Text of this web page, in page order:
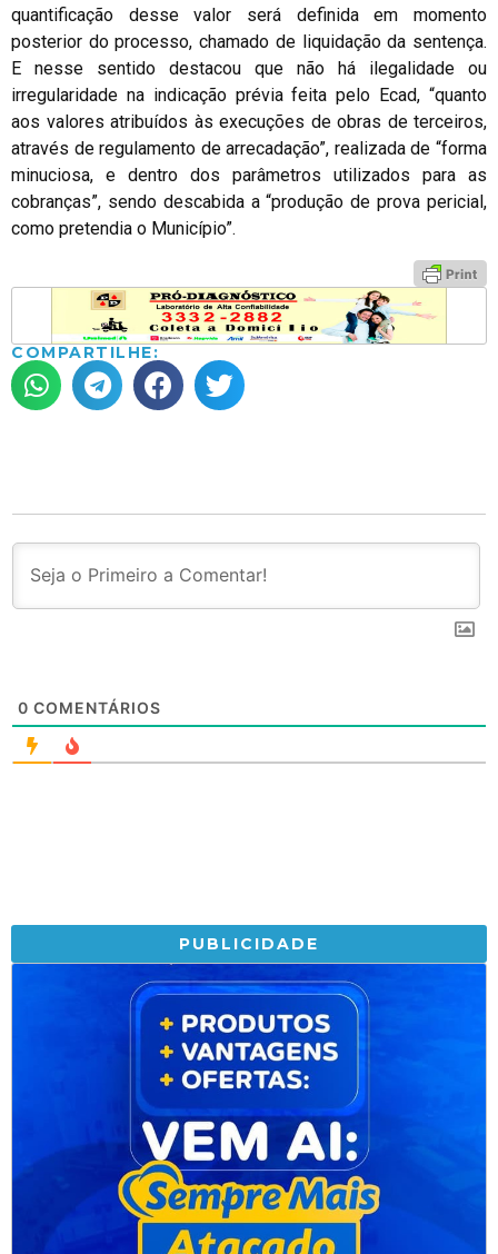
quantificação desse valor será definida em momento
posterior do processo, chamado de liquidação da sentença.
E nesse sentido destacou que não há ilegalidade ou
irregularidade na indicação prévia feita pelo Ecad, “quanto
aos valores atribuídos às execuções de obras de terceiros,
através de regulamento de arrecadação”, realizada de “forma
minuciosa, e dentro dos parâmetros utilizados para as
cobranças”, sendo descabida a “produção de prova pericial,
como pretendia o Município”.
COMPARTILHE:
0 COMENTÁRIOS
PUBLICIDADE